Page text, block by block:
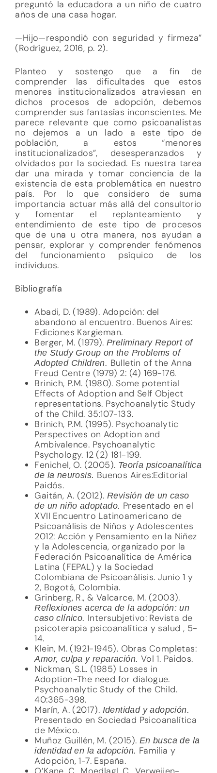
preguntó la educadora a un niño de cuatro
años de una casa hogar.
—Hijo—respondió con seguridad y firmeza”
(Rodríguez, 2016, p. 2).
Planteo y sostengo que a fin de
comprender las dificultades que estos
menores institucionalizados atraviesan en
dichos procesos de adopción, debemos
comprender sus fantasías inconscientes. Me
parece relevante que como psicoanalistas
no dejemos a un lado a este tipo de
población, a estos “menores
institucionalizados”, desesperanzados y
olvidados por la sociedad. Es nuestra tarea
dar una mirada y tomar conciencia de la
existencia de esta problemática en nuestro
país. Por lo que considero de suma
importancia actuar más allá del consultorio
y fomentar el replanteamiento y
entendimiento de este tipo de procesos
que de una u otra manera, nos ayudan a
pensar, explorar y comprender fenómenos
del funcionamiento psíquico de los
individuos.
Bibliografía
Abadi, D. (1989). Adopción: del
abandono al encuentro. Buenos Aires:
Ediciones Kargieman.
Berger, M. (1979). Preliminary Report of
the Study Group on the Problems of
Adopted Children. Bulletin of the Anna
Freud Centre (1979) 2: (4) 169-176.
Brinich, P.M. (1980). Some potential
Effects of Adoption and Self Object
representations. Psychoanalytic Study
of the Child. 35:107-133.
Brinich, P.M. (1995). Psychoanalytic
Perspectives on Adoption and
Ambivalence. Psychoanalytic
Psychology. 12 (2) 181-199.
Fenichel, O. (2005). Teoría psicoanalítica
de la neurosis. Buenos Aires:Editorial
Paidós.
Gaitán, A. (2012). Revisión de un caso
de un niño adoptado. Presentado en el
XVII Encuentro Latinoamericano de
Psicoanálisis de Niños y Adolescentes
2012: Acción y Pensamiento en la Niñez
y la Adolescencia, organizado por la
Federación Psicoanalítica de América
Latina (FEPAL) y la Sociedad
Colombiana de Psicoanálisis. Junio 1 y
2, Bogotá, Colombia.
Grinberg, R., & Valcarce, M. (2003).
Reflexiones acerca de la adopción: un
caso clínico. Intersubjetivo: Revista de
psicoterapia psicoanalítica y salud , 5-
14.
Klein, M. (1921-1945). Obras Completas:
Amor, culpa y reparación. Vol 1. Paidos.
Nickman, S.L. (1985) Losses in
Adoption-The need for dialogue.
Psychoanalytic Study of the Child.
40:365-398.
Marín, A. (2017). Identidad y adopción.
Presentado en Sociedad Psicoanalítica
de México.
Muñoz Guillén, M. (2015). En busca de la
identidad en la adopción. Familia y
Adopción, 1-7. España.